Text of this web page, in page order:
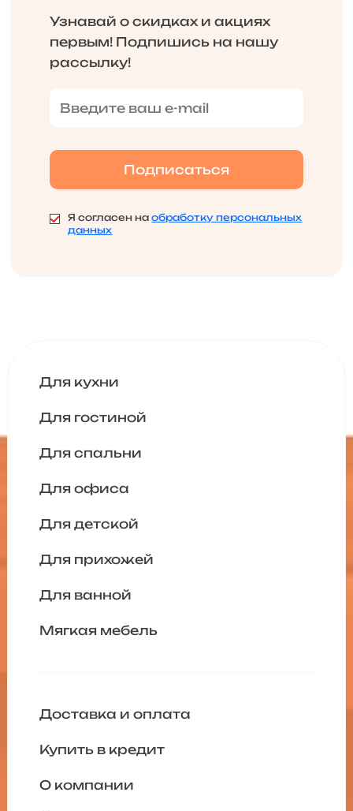
Узнавай о скидках и акциях
первым! Подпишись на нашу
рассылку!
Я согласен наобработку персональных
данных
Для кухни
Для гостиной
Для спальни
Для офиса
Для детской
Для прихожей
Для ванной
Мягкая мебель
Доставка и оплата
Купить в кредит
О компании